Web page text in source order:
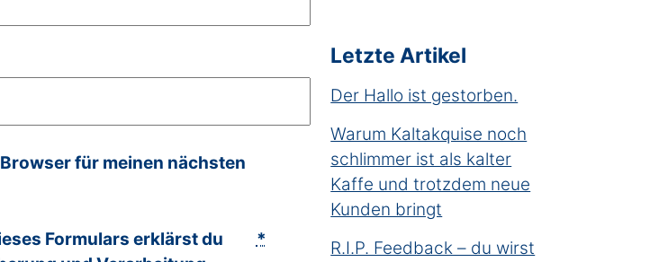
für meinen nächsten
Formulars erklärst du
*
Letzte Artikel
Der Hallo ist gestorben.
Warum Kaltakquise noch
schlimmer ist als kalter
Kaffe und trotzdem neue
Kunden bringt
R.I.P. Feedback – du wirst